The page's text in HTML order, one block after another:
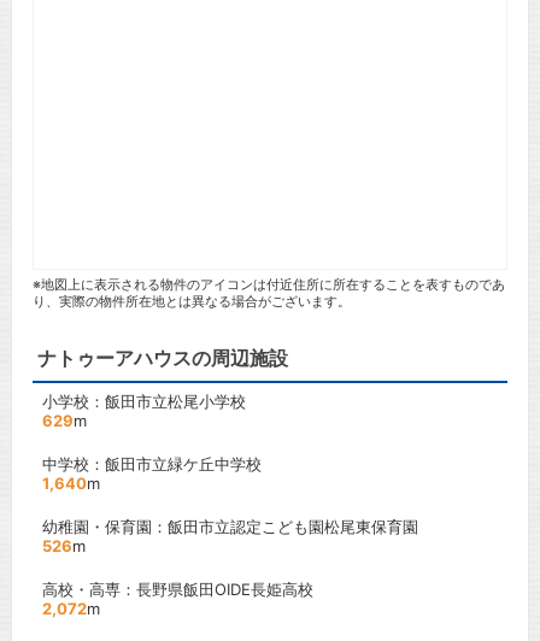
※地図上に表示される物件のアイコンは付近住所に所在することを表すものであ
り、実際の物件所在地とは異なる場合がございます。
ナトゥーアハウスの周辺施設
小学校：飯田市立松尾小学校
629m
中学校：飯田市立緑ケ丘中学校
1,640m
幼稚園・保育園：飯田市立認定こども園松尾東保育園
526m
高校・高専：長野県飯田OIDE長姫高校
2,072m